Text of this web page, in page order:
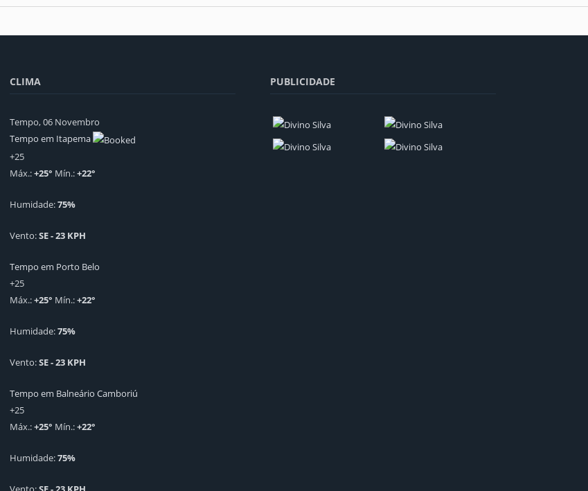
CLIMA
Tempo, 06 Novembro
Tempo em Itapema
+25
Máx.:+25° Mín.:+22°
Humidade:75%
Vento:SE - 23 KPH
Tempo em Porto Belo
+25
Máx.:+25° Mín.:+22°
Humidade:75%
Vento:SE - 23 KPH
Tempo em Balneário Camboriú
+25
Máx.:+25° Mín.:+22°
Humidade:75%
PUBLICIDADE